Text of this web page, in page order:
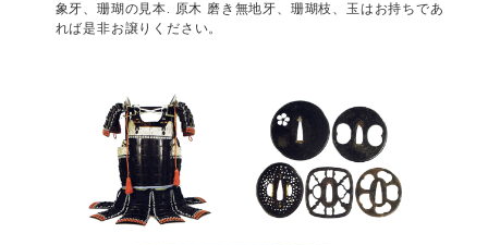
象牙、珊瑚の見本. 原木 磨き無地牙、珊瑚枝、玉はお持ちであ
れば是非お譲りください。